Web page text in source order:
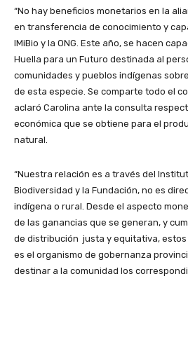
“No hay beneficios monetarios en la
en transferencia de conocimiento y
IMiBio y la ONG. Este año, se hacen
Huella para un Futuro destinada al
comunidades y pueblos indígenas
de esta especie. Se comparte todo el
aclaró Carolina ante la consulta
económica que se obtiene para el
natural.
“Nuestra relación es a través del
Biodiversidad y la Fundación, no es
indígena o rural. Desde el aspecto
de las ganancias que se generan, y
de distribución justa y equitativa, estos
es el organismo de gobernanza
destinar a la comunidad los